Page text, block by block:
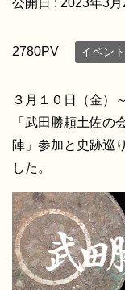
公開日 : 2023年3月
2780PV イベント
３月１０日（金）
「武田勝頼土佐の
陣」参加と史跡巡
した。